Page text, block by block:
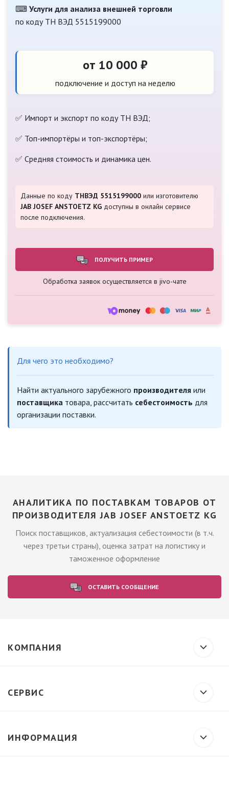
⌨ Услуги для анализа внешней торговли
по коду ТН ВЭД 5515199000
от 10 000 ₽
подключение и доступ на неделю
✅ Импорт и экспорт по коду ТН ВЭД;
✅ Топ-импортёры и топ-экспортёры;
✅ Средняя стоимость и динамика цен.
Данные по коду ТНВЭД 5515199000 или изготовителю
JAB JOSEF ANSTOETZ KG доступны в онлайн сервисе
после подключения.
ПОЛУЧИТЬ ПРИМЕР
Обработка заявок осуществляется в jivo-чате
Для чего это необходимо?
Найти актуального зарубежного производителя или
поставщика товара, рассчитать себестоимость для
организации поставки.
АНАЛИТИКА ПО ПОСТАВКАМ ТОВАРОВ ОТ
ПРОИЗВОДИТЕЛЯ JAB JOSEF ANSTOETZ KG
Поиск поставщиков, актуализация себестоимости (в т.ч.
через третьи страны), оценка затрат на логистику и
таможенное оформление
ОСТАВИТЬ СООБЩЕНИЕ
КОМПАНИЯ
СЕРВИС
ИНФОРМАЦИЯ